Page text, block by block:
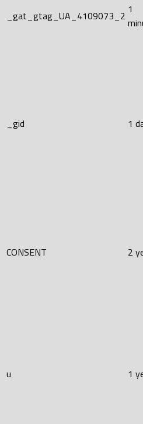
_gat_gtag_UA_4109073_2 1
_gid 1
CONSENT 2
u 1